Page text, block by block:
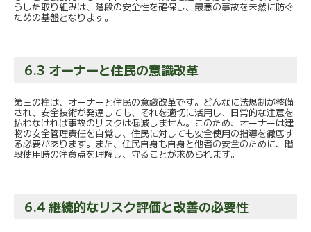
うした取り組みは、階段の安全性を確保し、最悪の事故を未然に防ぐ
ための基盤となります。
6.3 オーナーと住民の意識改革
第三の柱は、オーナーと住民の意識改革です。どんなに法規制が整備
され、安全技術が発達しても、それを適切に活用し、日常的な注意を
払わなければ事故のリスクは低減しません。このため、オーナーは建
物の安全管理責任を自覚し、住民に対しても安全使用の指導を徹底す
る必要があります。また、住民自身も自身と他者の安全のために、階
段使用時の注意点を理解し、守ることが求められます。
6.4 継続的なリスク評価と改善の必要性